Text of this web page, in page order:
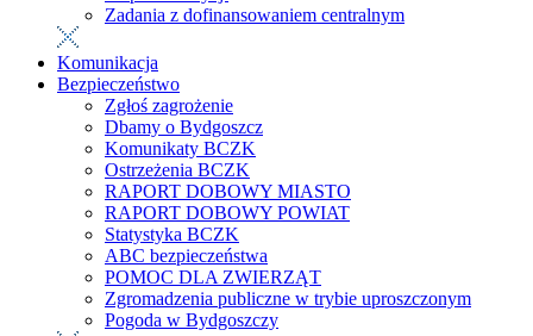
Zadania z dofinansowaniem centralnym
Komunikacja
Bezpieczeństwo
Zgłoś zagrożenie
Dbamy o Bydgoszcz
Komunikaty BCZK
Ostrzeżenia BCZK
RAPORT DOBOWY MIASTO
RAPORT DOBOWY POWIAT
Statystyka BCZK
ABC bezpieczeństwa
POMOC DLA ZWIERZĄT
Zgromadzenia publiczne w trybie uproszczonym
Pogoda w Bydgoszczy